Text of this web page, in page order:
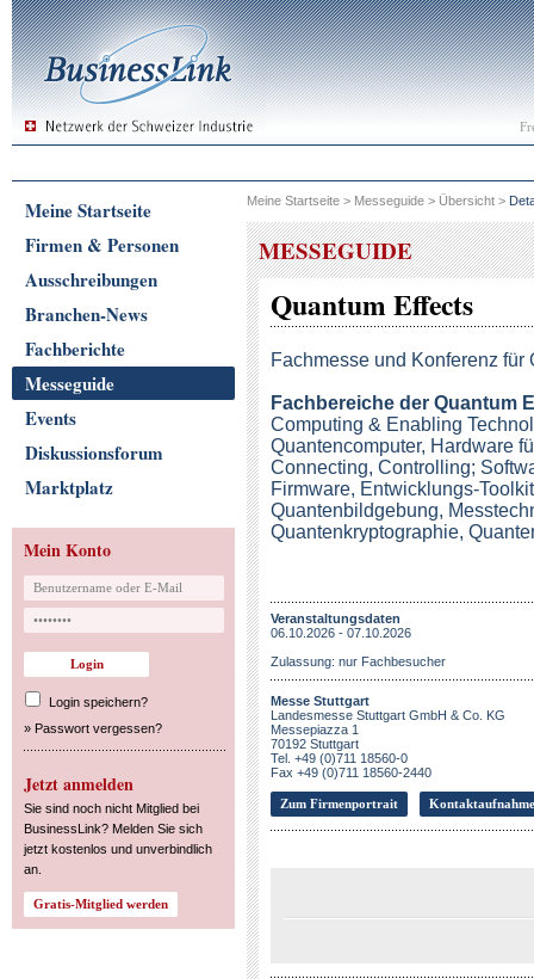
Meine Startseite
Firmen & Personen
Ausschreibungen
Branchen-News
Fachberichte
Messeguide
Events
Diskussionsforum
Marktplatz
Mein Konto
Login speichern?
» Passwort vergessen?
Jetzt anmelden
Sie sind noch nicht Mitglied bei
BusinessLink? Melden Sie sich
jetzt kostenlos und unverbindlich
an.
Meine Startseite > Messeguide > Übersicht >
MESSEGUIDE
Quantum Effects
Fachmesse und Konferenz für
Fachbereiche der Quantum
Computing & Enabling
Quantencomputer, Hardware
Connecting, Controlling;
Firmware, Entwicklungs-
Quantenbildgebung,
Quantenkryptographie,
Veranstaltungsdaten
06.10.2026 - 07.10.2026
Zulassung: nur Fachbesucher
Messe Stuttgart
Landesmesse Stuttgart GmbH & Co. KG
Messepiazza 1
70192 Stuttgart
Tel. +49 (0)711 18560-0
Fax +49 (0)711 18560-2440
Zum Firmenportrait Kontaktaufnahme